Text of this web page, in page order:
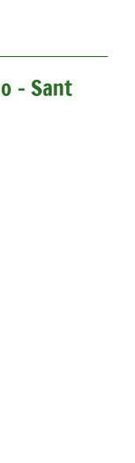
- Sant